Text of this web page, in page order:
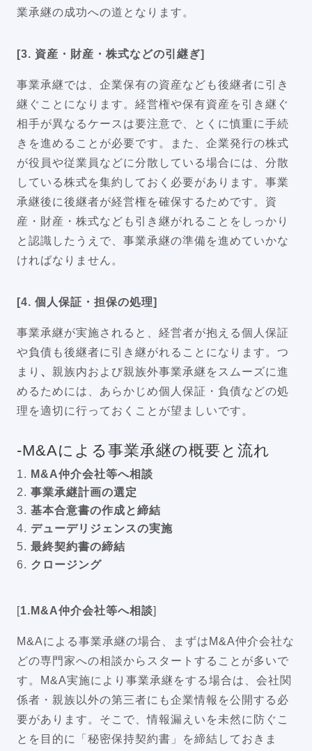
業承継の成功への道となります。
[3. 資産・財産・株式などの引継ぎ]
事業承継では、企業保有の資産なども後継者に引き
継ぐことになります。経営権や保有資産を引き継ぐ
相手が異なるケースは要注意で、とくに慎重に手続
きを進めることが必要です。また、企業発行の株式
が役員や従業員などに分散している場合には、分散
している株式を集約しておく必要があります。事業
承継後に後継者が経営権を確保するためです。資
産・財産・株式なども引き継がれることをしっかり
と認識したうえで、事業承継の準備を進めていかな
ければなりません。
[4. 個人保証・担保の処理]
事業承継が実施されると、経営者が抱える個人保証
や負債も後継者に引き継がれることになります。つ
まり 、 親族内および親族外事業承継をスムーズに進
めるためには、あらかじめ個人保証・負債などの処
理を適切に行っておくことが望ましいです。
-M&Aによる事業承継の概要と流れ
M&A仲介会社等へ相談
事業承継計画の選定
基本合意書の作成と締結
デューデリジェンスの実施
最終契約書の締結
クロージング
[1.M&A仲介会社等へ相談]
M&Aによる事業承継の場合、まずはM&A仲介会社な
どの専門家への相談からスタートすることが多いで
す。M&A実施により事業承継をする場合は、会社関
係者・親族以外の第三者にも企業情報を公開する必
要があります。そこで、情報漏えいを未然に防ぐこ
とを目的に「秘密保持契約書」を締結しておきま